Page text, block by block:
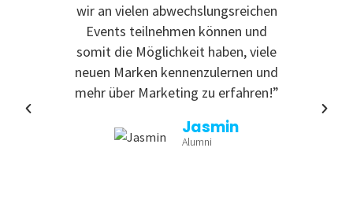
wir an vielen abwechslungsreichen
Events teilnehmen können und
somit die Möglichkeit haben, viele
neuen Marken kennenzulernen und
mehr über Marketing zu erfahren!”
Jasmin
Alumni